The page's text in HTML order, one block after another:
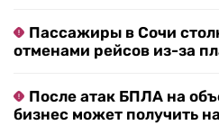
Пассажиры в Сочи
отменами рейсов из-за
После атак БПЛА на
бизнес может получить